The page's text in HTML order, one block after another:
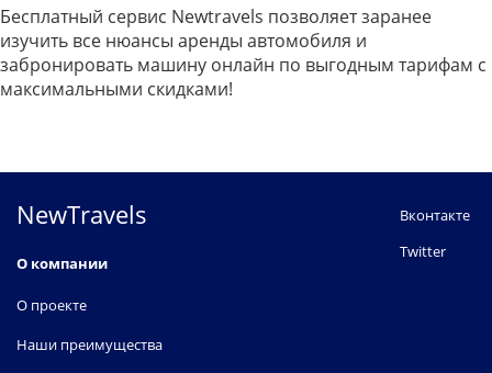
Бесплатный сервис Newtravels позволяет заранее
изучить все нюансы аренды автомобиля и
забронировать машину онлайн по выгодным тарифам с
максимальными скидками!
NewTravels
О компании
О проекте
Наши преимущества
Вконтакте
Twitter